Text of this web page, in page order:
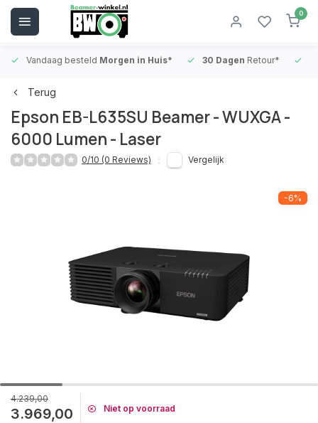
0
Vandaag besteld Morgen in Huis* 30 Dagen Retour*
Terug
Epson EB-L635SU Beamer - WUXGA -
6000 Lumen - Laser
0/10 (0 Reviews) Vergelijk
-6%
4.239,00
3.969,00 Niet op voorraad